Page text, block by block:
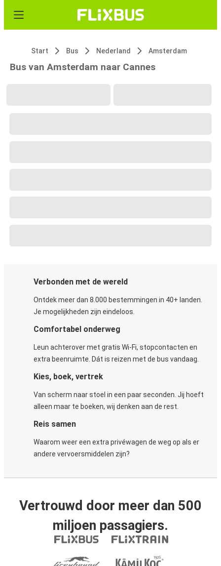
Start Bus Nederland Amsterdam
Bus van Amsterdam naar Cannes
Verbonden met de wereld
Ontdek meer dan 8.000 bestemmingen in 40+ landen.
Je mogelijkheden zijn eindeloos.
Comfortabel onderweg
Leun achterover met gratis Wi-Fi, stopcontacten en
extra beenruimte. Dát is reizen met de bus vandaag.
Kies, boek, vertrek
Van scherm naar stoel in een paar seconden. Jij hoeft
alleen maar te boeken, wij denken aan de rest.
Reis samen
Waarom weer een extra privéwagen de weg op als er
andere vervoersmiddelen zijn?
Vertrouwd door meer dan 500
miljoen passagiers.